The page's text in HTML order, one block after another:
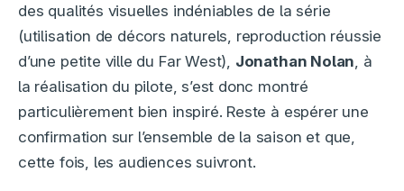
des qualités visuelles indéniables de la série
(utilisation de décors naturels, reproduction réussie
d’une petite ville du Far West), Jonathan Nolan , à
la réalisation du pilote, s’est donc montré
particulièrement bien inspiré. Reste à espérer une
confirmation sur l’ensemble de la saison et que,
cette fois, les audiences suivront.